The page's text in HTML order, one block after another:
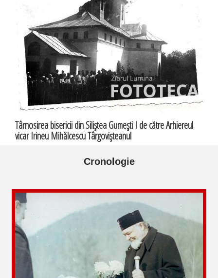
Târnosirea bisericii din Siliştea Gumeşti I de către Arhiereul
vicar Irineu Mihălcescu Târgovişteanul
Cronologie